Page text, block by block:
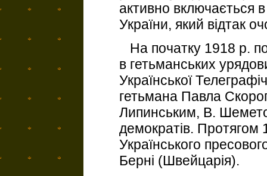
активно включається
України, який відтак
На початку 1918 р.
в гетьманських
Української
гетьмана Павла
Липинським, В.
демократів.
Українського
Берні (Швейцарія).